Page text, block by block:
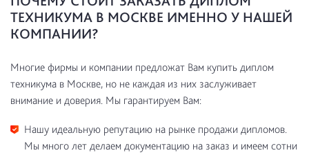
ТЕХНИКУМА В МОСКВЕ ИМЕННО У НАШЕЙ
КОМПАНИИ?
Многие фирмы и компании предложат Вам купить диплом
техникума в Москве, но не каждая из них заслуживает
внимание и доверия. Мы гарантируем Вам:
Нашу идеальную репутацию на рынке продажи дипломов.
Мы много лет делаем документацию на заказ и имеем сотни